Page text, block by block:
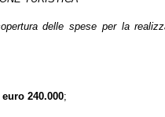
delle spese per la
euro 240.000;